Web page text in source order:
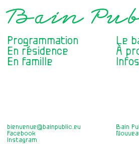
Programmation
En résidence
En famille
Le
À
bienvenue@bainpublic.eu
Facebook
Instagram
Bain